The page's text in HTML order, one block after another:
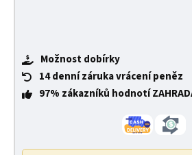
Možnost dobírky
14 denní záruka vrácení peněz
97% zákazníků hodnotí